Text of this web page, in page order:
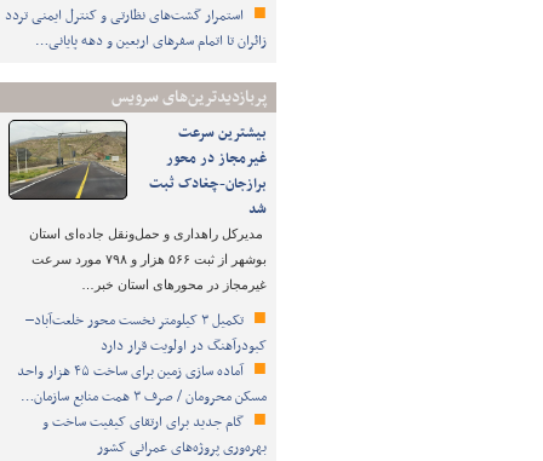
استمرار گشت‌های نظارتی و کنترل ایمنی تردد
زائران تا اتمام سفرهای اربعین و دهه پایانی…
پربازدیدترین‌های سرویس
بیشترین سرعت
غیرمجاز در محور
برازجان-چغادک ثبت
شد
مدیرکل راهداری و حمل‌ونقل جاده‌ای استان
بوشهر از ثبت ۵۶۶ هزار و ۷۹۸ مورد سرعت
غیرمجاز در محورهای استان خبر…
تکمیل ۳ کیلومتر نخست محور خلعت‌آباد–
کبودرآهنگ در اولویت قرار دارد
آماده سازی زمین برای ساخت ۴۵ هزار واحد
مسکن محرومان / صرف ۳ همت منابع سازمان…
گام جدید برای ارتقای کیفیت ساخت و
بهره‌وری پروژه‌های عمرانی کشور